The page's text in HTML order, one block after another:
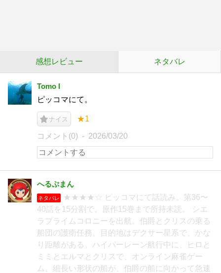
感想レビュー ネタバレ
Tomo I
ピッコマにて。
ナイス ★1
コメント(0) 2026/03/20
へるぷまん
ネタバレ
★★★★☆ ピッコマにて話読み。第36〜
40話を15分割で。原作15巻まで所持未読。 シエ
ラプライムコロニーを出航。伯爵とクリスの乗る
船団の護衛任務。目的地はデクサー星系で、かな
り距離がある。ハイパーレーン航行中に、ヒロと
ミミとエルマとクリスで、オンライン麻雀ゲー
ム。細長い形状の船が、伯爵の船に向かって急速